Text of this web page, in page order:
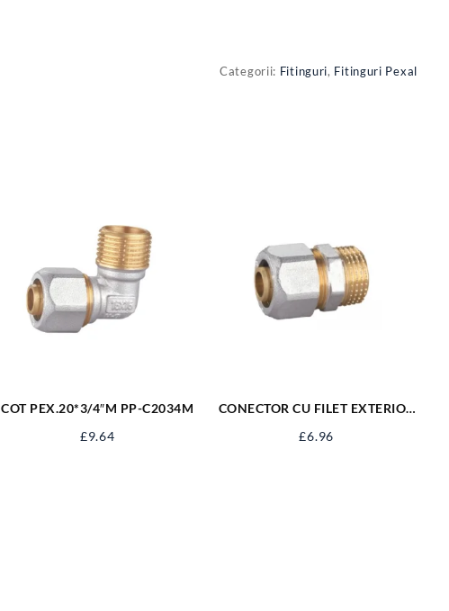
Categorii: Fitinguri, Fitinguri Pexal
COT PEX.20*3/4″M PP-C2034M
£9.64
CONECTOR CU FILET EXTERIOR
£6.96